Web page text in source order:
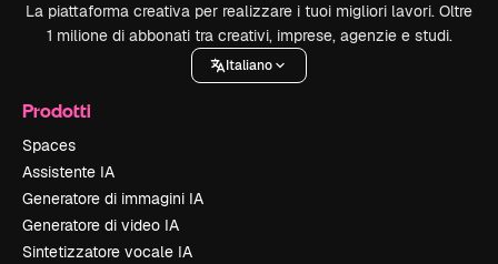
La piattaforma creativa per realizzare i tuoi migliori lavori. Oltre
1 milione di abbonati tra creativi, imprese, agenzie e studi.
Italiano
Prodotti
Spaces
Assistente IA
Generatore di immagini IA
Generatore di video IA
Sintetizzatore vocale IA